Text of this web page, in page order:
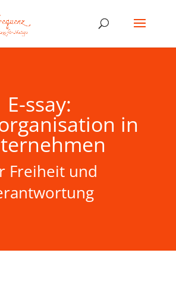
E-ssay:
in
Freiheit und